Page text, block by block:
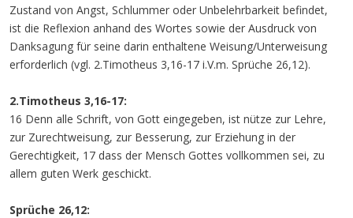
Zustand von Angst, Schlummer oder Unbelehrbarkeit befindet,
ist die Reflexion anhand des Wortes sowie der Ausdruck von
Danksagung für seine darin enthaltene Weisung/Unterweisung
erforderlich (vgl. 2.Timotheus 3,16-17 i.V.m. Sprüche 26,12).
2.Timotheus 3,16-17:
16 Denn alle Schrift, von Gott eingegeben, ist nütze zur Lehre,
zur Zurechtweisung, zur Besserung, zur Erziehung in der
Gerechtigkeit, 17 dass der Mensch Gottes vollkommen sei, zu
allem guten Werk geschickt.
Sprüche 26,12: